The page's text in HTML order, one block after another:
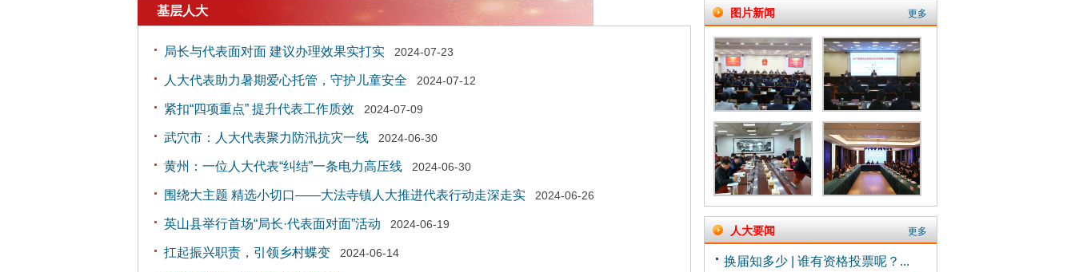
基层人大
局长与代表面对面 建议办理效果实打实 2024-07-23
人大代表助力暑期爱心托管，守护儿童安全 2024-07-12
紧扣“四项重点” 提升代表工作质效 2024-07-09
武穴市：人大代表聚力防汛抗灾一线 2024-06-30
黄州：一位人大代表“纠结”一条电力高压线 2024-06-30
围绕大主题 精选小切口——大法寺镇人大推进代表行动走深走实 2024-06-26
英山县举行首场“局长·代表面对面”活动 2024-06-19
扛起振兴职责，引领乡村蝶变 2024-06-14
图片新闻 更多
人大要闻 更多
换届知多少 | 谁有资格投票呢？...